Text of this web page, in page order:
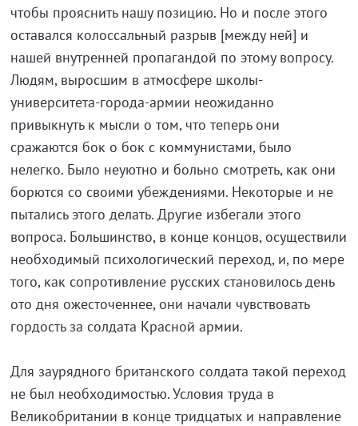
чтобы прояснить нашу позицию. Но и после этого
оставался колоссальный разрыв [между ней] и
нашей внутренней пропагандой по этому вопросу.
Людям, выросшим в атмосфере школы-
университета-города-армии неожиданно
привыкнуть к мысли о том, что теперь они
сражаются бок о бок с коммунистами, было
нелегко. Было неуютно и больно смотреть, как они
борются со своими убеждениями. Некоторые и не
пытались этого делать. Другие избегали этого
вопроса. Большинство, в конце концов, осуществили
необходимый психологический переход, и, по мере
того, как сопротивление русских становилось день
ото дня ожесточеннее, они начали чувствовать
гордость за солдата Красной армии.
Для заурядного британского солдата такой переход
не был необходимостью. Условия труда в
Великобритании в конце тридцатых и направление